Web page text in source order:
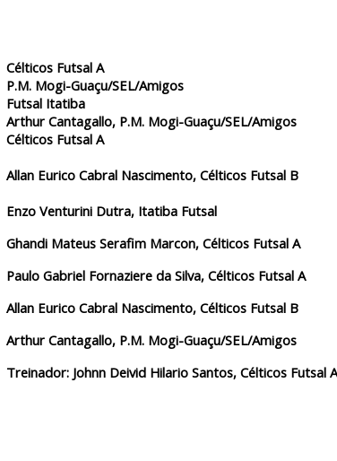
Célticos Futsal A
P.M. Mogi-Guaçu/SEL/Amigos
Futsal Itatiba
Arthur Cantagallo, P.M. Mogi-Guaçu/SEL/Amigos
Célticos Futsal A
Allan Eurico Cabral Nascimento, Célticos Futsal B
Enzo Venturini Dutra, Itatiba Futsal
Ghandi Mateus Serafim Marcon, Célticos Futsal A
Paulo Gabriel Fornaziere da Silva, Célticos Futsal A
Allan Eurico Cabral Nascimento, Célticos Futsal B
Arthur Cantagallo, P.M. Mogi-Guaçu/SEL/Amigos
Treinador: Johnn Deivid Hilario Santos, Célticos Futsal